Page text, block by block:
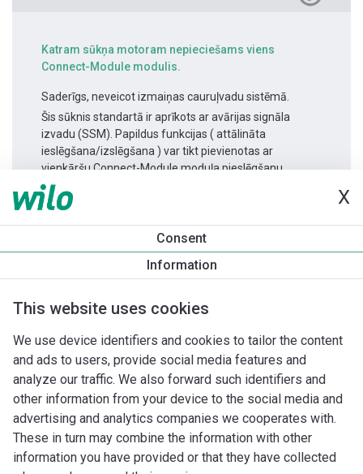
X
Consent
Information
This website uses cookies
We use device identifiers and cookies to tailor the content
and ads to users, provide social media features and
analyze our traffic. We also forward such identifiers and
other information from your device to the social media and
advertising and analytics companies we cooperates with.
These in turn may combine the information with other
information you have provided or that they have collected
Katram sūkņa motoram nepieciešams viens
Connect-Module modulis.
Saderīgs, neveicot izmaiņas cauruļvadu sistēmā.
Šis sūknis standartā ir aprīkots ar avārijas signāla
izvadu (SSM). Papildus funkcijas ( attālināta
ieslēgšana/izslēgšana ) var tikt pievienotas ar
vienkāršu Connect-Module moduļa pieslēgšanu.
Produkta informācija
Yonos MAXO-D 40/0,5-12